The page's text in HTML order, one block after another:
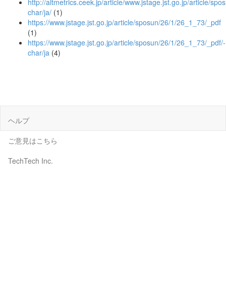
http://altmetrics.ceek.jp/article/www.jstage.jst.go.jp/article/
char/ja/ (1)
https://www.jstage.jst.go.jp/article/sposun/26/1/26_1_73/_pdf
(1)
https://www.jstage.jst.go.jp/article/sposun/26/1/26_1_73/_pdf/-
char/ja (4)
ヘルプ
ご意見はこちら
TechTech Inc.